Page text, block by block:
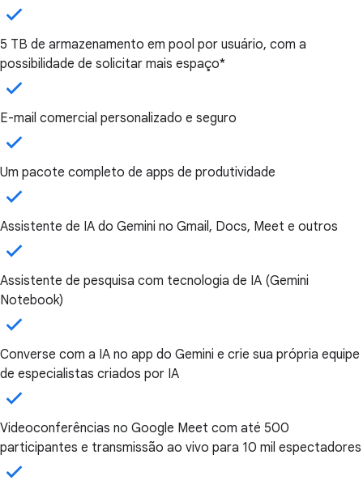
5 TB de armazenamento em pool por usuário, com a
possibilidade de solicitar mais espaço*
E-mail comercial personalizado e seguro
Um pacote completo de apps de produtividade
Assistente de IA do Gemini no Gmail, Docs, Meet e outros
Assistente de pesquisa com tecnologia de IA (Gemini
Notebook)
Converse com a IA no app do Gemini e crie sua própria equipe
de especialistas criados por IA
Videoconferências no Google Meet com até 500
participantes e transmissão ao vivo para 10 mil espectadores